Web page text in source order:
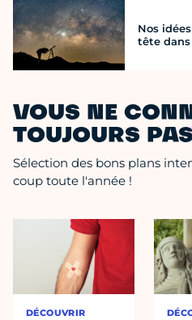
Nos
tête
VOUS NE
TOUJOURS
Sélection des bons plans
coup toute l'année !
DÉCOUVRIR